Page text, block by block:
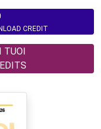
CREDIT
TUOI